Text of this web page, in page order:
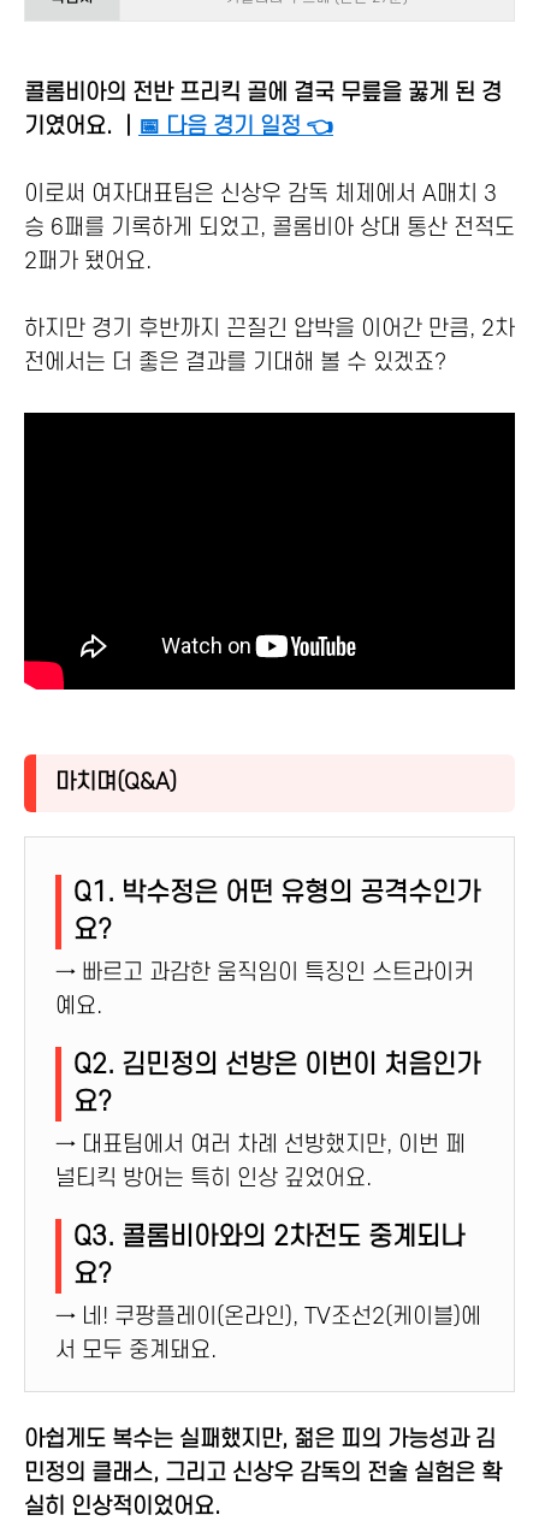
콜롬비아의 전반 프리킥 골에 결국 무릎을 꿇게 된 경
기였어요.
📅 다음 경기 일정 👈
이로써 여자대표팀은 신상우 감독 체제에서 A매치 3
승 6패를 기록하게 되었고, 콜롬비아 상대 통산 전적도
2패가 됐어요.
하지만 경기 후반까지 끈질긴 압박을 이어간 만큼, 2차
전에서는 더 좋은 결과를 기대해 볼 수 있겠죠?
마치며(Q&A)
Q1. 박수정은 어떤 유형의 공격수인가
요?
→ 빠르고 과감한 움직임이 특징인 스트라이커
예요.
Q2. 김민정의 선방은 이번이 처음인가
요?
→ 대표팀에서 여러 차례 선방했지만, 이번 페
널티킥 방어는 특히 인상 깊었어요.
Q3. 콜롬비아와의 2차전도 중계되나
요?
→ 네! 쿠팡플레이(온라인), TV조선2(케이블)에
서 모두 중계돼요.
아쉽게도 복수는 실패했지만, 젊은 피의 가능성과 김
민정의 클래스, 그리고 신상우 감독의 전술 실험은 확
실히 인상적이었어요.